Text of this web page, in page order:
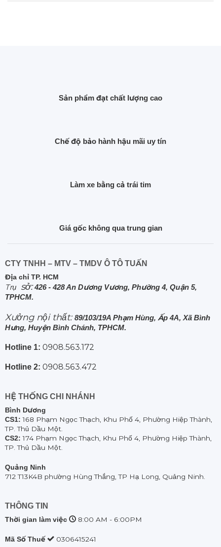
Sản phẩm đạt chất lượng cao
Chế độ bảo hành hậu mãi uy tín
Làm xe bằng cả trái tim
Giá gốc không qua trung gian
CTY TNHH – MTV – TMDV Ô TÔ TUẤN
Địa chỉ TP. HCM
Trụ sở: 426 - 428 An Dương Vương, Phường 4, Quận 5,
TPHCM.
Xưởng nội thất: 89/103/19A Phạm Hùng, Ấp 4A, Xã Bình
Hưng, Huyện Bình Chánh, TPHCM.
Hotline 1: 0908.563.172
Hotline 2: 0908.563.472
HỆ THỐNG CHI NHÁNH
Bình Dương
CS1: 168 Phạm Ngọc Thạch, Khu Phố 4, Phường Hiệp Thành,
TP. Thủ Dầu Một.
CS2: 174 Phạm Ngọc Thạch, Khu Phố 4, Phường Hiệp Thành,
TP. Thủ Dầu Một.
Quảng Ninh
712 T13K4B phường Hùng Thắng, TP Hạ Long, Quảng Ninh.
THÔNG TIN
Thời gian làm việc 8:00 AM - 6:00PM
Mã Số Thuế 0306415241